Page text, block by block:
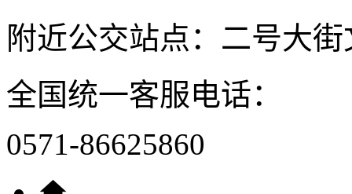
附近公交站点：二号大
全国统一客服电话：
0571-86625860